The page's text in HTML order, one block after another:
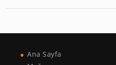
Ana Sayfa